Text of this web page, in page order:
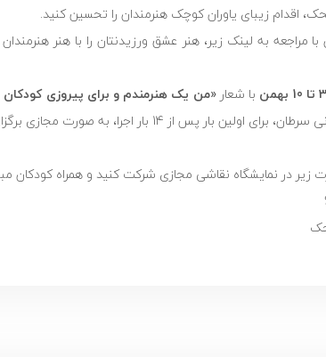
اقدام زیبای یاوران کوچک هنرمندان را تحسین کنید.
مراجعه به لینک زیر، هنر عشق ورزیدنتان را با هنر
3 تا 10 بهمن با شعار«من یک هنرمندم و برای پیروزی
زیر در نمایشگاه نقاشی مجازی شرکت کنید و همراه کودکان